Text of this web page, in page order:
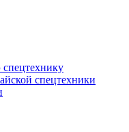
спецтехники